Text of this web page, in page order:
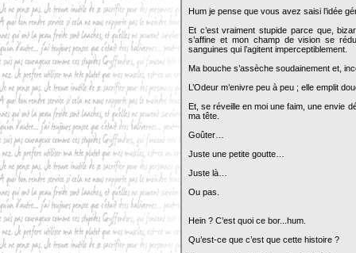
Hum je pense que vous avez saisi l’idée
Et c’est vraiment stupide parce que,
s’affine et mon champ de vision se
sanguines qui l’agitent imperceptiblement.
Ma bouche s’assèche soudainement et,
L’Odeur m’enivre peu à peu ; elle emplit
Et, se réveille en moi une faim, une envie
ma tête.
Goûter…
Juste une petite goutte…
Juste là…
Ou pas.
Hein ? C’est quoi ce bor...hum.
Qu’est-ce que c’est que cette histoire ?